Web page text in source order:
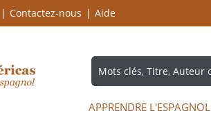
Contactez-nous Aide
APPRENDRE L'ESPAGNOL